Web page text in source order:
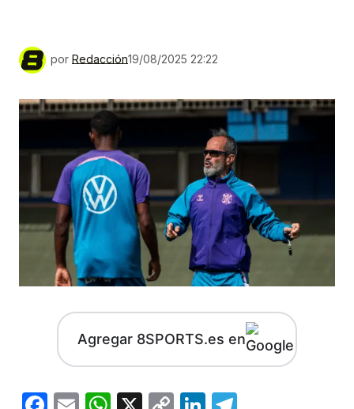
por Redacción19/08/2025 22:22
Agregar 8SPORTS.es en